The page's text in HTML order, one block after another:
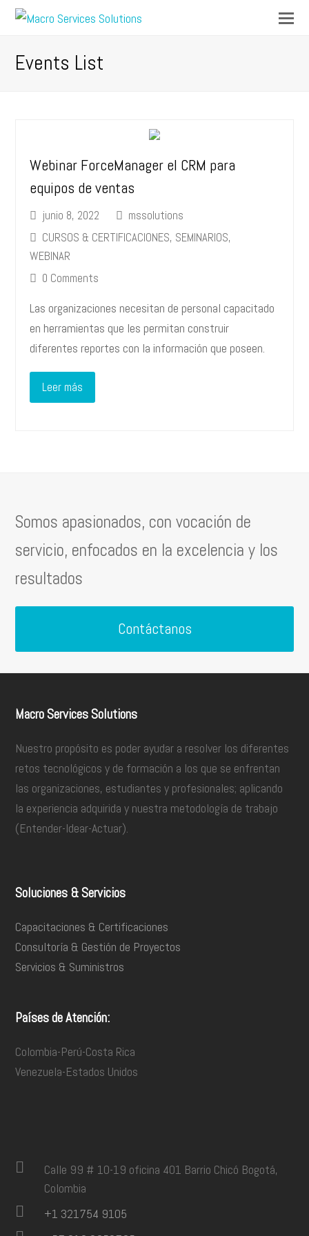
Events List
Webinar ForceManager el CRM para
equipos de ventas
junio 8, 2022
mssolutions
CURSOS & CERTIFICACIONES, SEMINARIOS,
WEBINAR
0 Comments
Las organizaciones necesitan de personal capacitado
en herramientas que les permitan construir
diferentes reportes con la información que poseen.
Leer más
Somos apasionados, con vocación de
servicio, enfocados en la excelencia y los
resultados
Contáctanos
Macro Services Solutions
Nuestro propósito es poder ayudar a resolver los diferentes
retos tecnológicos y de formación a los que se enfrentan
las organizaciones, estudiantes y profesionales; aplicando
la experiencia adquirida y nuestra metodología de trabajo
(Entender-Idear-Actuar).
Soluciones & Servicios
Capacitaciones & Certificaciones
Consultoría & Gestión de Proyectos
Servicios & Suministros
Países de Atención:
Colombia-Perú-Costa Rica
Venezuela-Estados Unidos
Calle 99 # 10-19 oficina 401 Barrio Chicó Bogotá,
Colombia
+1 321754 9105